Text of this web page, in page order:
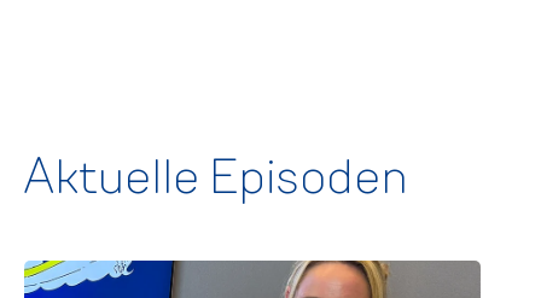
Aktuelle Episoden